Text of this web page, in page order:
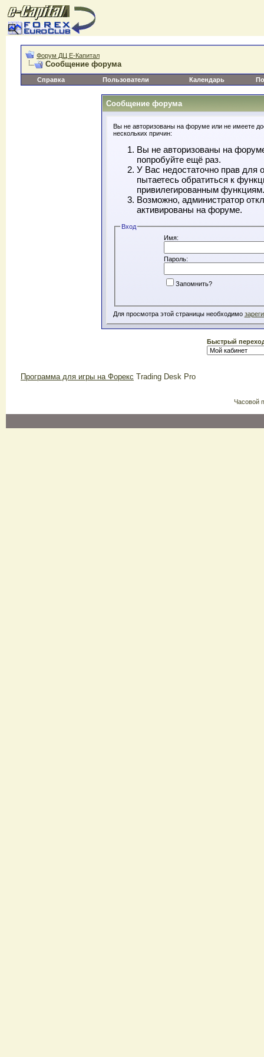
Форум ДЦ Е-Капитал
Сообщение форума
Справка Пользователи Календарь
Сообщение форума
Вы не авторизованы на форуме или не имеете
нескольких причин:
Вы не авторизованы на
попробуйте ещё раз.
У Вас недостаточно прав для
пытаетесь обратиться к
привилегированным функциям.
Возможно, администратор
активированы на форуме.
Вход
Имя:
Пароль:
Запомнить?
Для просмотра этой страницы необходимо
Быстрый
Программа для игры на Форекс Trading Desk Pro
Часовой